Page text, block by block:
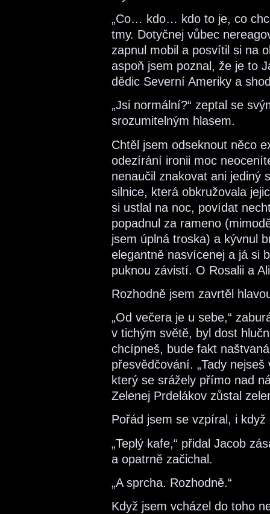
„Co… kdo… kdo to je, co
tmy. Dotyčnej vůbec
zapnul mobil a posvítil si na
aspoň jsem poznal, že je to
dědic Severní Ameriky a
„Jsi normální?“ zeptal se
srozumitelným hlasem.
Chtěl jsem odseknout něco
odezírání ironii moc
nenaučil znakovat ani jediný
silnice, která obkružovala
si ustlal na noc, povídat
popadnul za rameno
jsem úplná troska) a kývnul
elegantně nasvícenej a já si
puknou závistí. O Rosalii a
Rozhodně jsem zavrtěl
„Od večera je u sebe,“
v tichým světě, byl dost
chcípneš, bude fakt
přesvědčování. „Tady
který se srážely přímo nad
Zelenej Prdelákov zůstal
Pořád jsem se vzpíral, i
„Teplý kafe,“ přidal Jacob
a opatrně začichal.
„A sprcha. Rozhodně.“
Když jsem vcházel do toho